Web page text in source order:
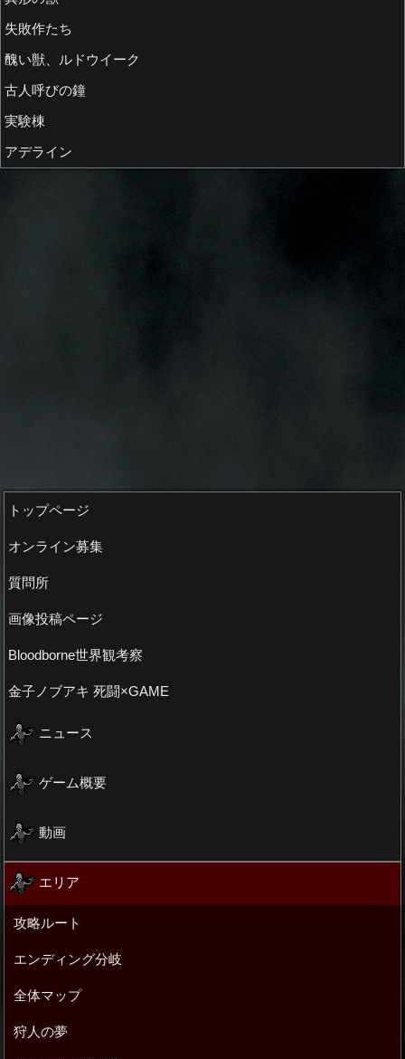
失敗作たち
醜い獣、ルドウイーク
古人呼びの鐘
実験棟
アデライン
トップページ
オンライン募集
質問所
画像投稿ページ
Bloodborne世界観考察
金子ノブアキ 死闘×GAME
ニュース
ゲーム概要
動画
エリア
攻略ルート
エンディング分岐
全体マップ
狩人の夢